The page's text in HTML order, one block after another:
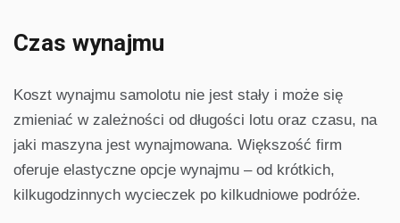
Czas wynajmu
Koszt wynajmu samolotu nie jest stały i może się
zmieniać w zależności od długości lotu oraz czasu, na
jaki maszyna jest wynajmowana. Większość firm
oferuje elastyczne opcje wynajmu – od krótkich,
kilkugodzinnych wycieczek po kilkudniowe podróże.